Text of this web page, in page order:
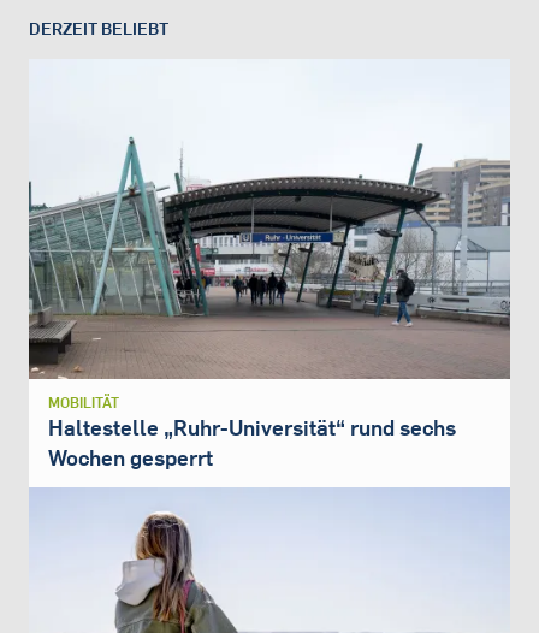
DERZEIT BELIEBT
MOBILITÄT
Haltestelle „Ruhr-Universität“ rund sechs
Wochen gesperrt